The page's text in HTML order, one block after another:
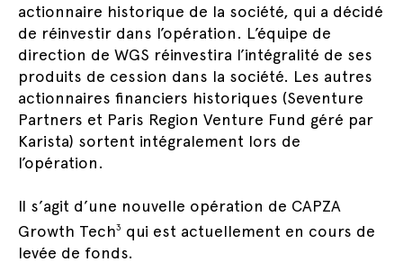
actionnaire historique de la société, qui a décidé
de réinvestir dans l’opération. L’équipe de
direction de WGS réinvestira l’intégralité de ses
produits de cession dans la société. Les autres
actionnaires financiers historiques (Seventure
Partners et Paris Region Venture Fund géré par
Karista) sortent intégralement lors de
l’opération.
Il s’agit d’une nouvelle opération de CAPZA
Growth Tech3
qui est actuellement en cours de
levée de fonds.